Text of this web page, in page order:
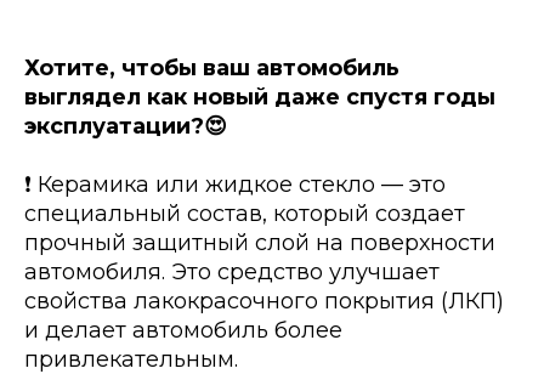
Хотите, чтобы ваш автомобиль
выглядел как новый даже спустя годы
эксплуатации?😍
❗️ Керамика или жидкое стекло — это
специальный состав, который создает
прочный защитный слой на поверхности
автомобиля. Это средство улучшает
свойства лакокрасочного покрытия (ЛКП)
и делает автомобиль более
привлекательным.